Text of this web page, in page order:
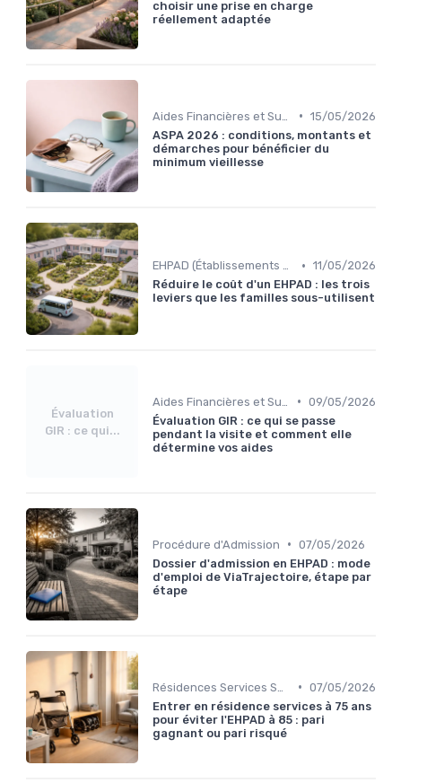
choisir une prise en charge
réellement adaptée
• 15/05/2026
ASPA 2026 : conditions, montants et
démarches pour bénéficier du
minimum vieillesse
EHPAD (Établissements d'Hébergement pour Personnes Âgées Dépendantes) • 11/05/2026
Réduire le coût d'un EHPAD : les trois
leviers que les familles sous-utilisent
Évaluation
GIR : ce qui...
• 09/05/2026
Évaluation GIR : ce qui se passe
pendant la visite et comment elle
détermine vos aides
Procédure d'Admission • 07/05/2026
Dossier d'admission en EHPAD : mode
d'emploi de ViaTrajectoire, étape par
étape
• 07/05/2026
Entrer en résidence services à 75 ans
pour éviter l'EHPAD à 85 : pari
gagnant ou pari risqué